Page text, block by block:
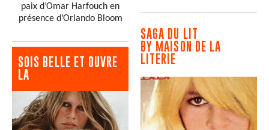
paix d’Omar Harfouch en
présence d’Orlando Bloom
SOIS BELLE ET OUVRE
LA
SAGA DU LIT
BY MAISON DE LA
LITERIE